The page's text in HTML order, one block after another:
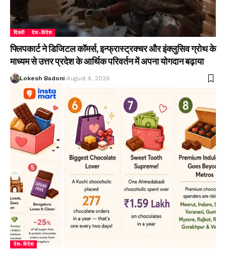
दिल्ली देश-विदेश
फ्लिपकार्ट ने डिजिटल कॉमर्स, इन्फ्रास्ट्रक्चर और इंक्लुसिव ग्रोथ के
माध्यम से उत्तर प्रदेश के आर्थिक परिवर्तन में अपना योगदान बढ़ाया
Lokesh Badoni August 4, 2026
देश-विदेश